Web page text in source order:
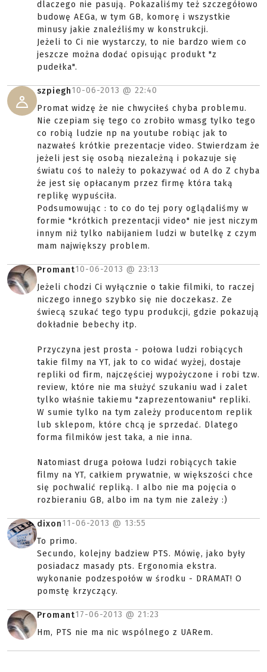
dlaczego nie pasują. Pokazaliśmy też szczegółowo
budowę AEGa, w tym GB, komorę i wszystkie
minusy jakie znaleźliśmy w konstrukcji.
Jeżeli to Ci nie wystarczy, to nie bardzo wiem co
jeszcze można dodać opisując produkt "z
pudełka".
szpiegh10-06-2013 @ 22:40
Promat widzę że nie chwyciłeś chyba problemu.
Nie czepiam się tego co zrobiło wmasg tylko tego
co robią ludzie np na youtube robiąc jak to
nazwałeś krótkie prezentacje video. Stwierdzam że
jeżeli jest się osobą niezależną i pokazuje się
światu coś to należy to pokazywać od A do Z chyba
że jest się opłacanym przez firmę która taką
replikę wypuściła.
Podsumowując : to co do tej pory oglądaliśmy w
formie "krótkich prezentacji video" nie jest niczym
innym niż tylko nabijaniem ludzi w butelkę z czym
mam największy problem.
Promant10-06-2013 @ 23:13
Jeżeli chodzi Ci wyłącznie o takie filmiki, to raczej
niczego innego szybko się nie doczekasz. Ze
świecą szukać tego typu produkcji, gdzie pokazują
dokładnie bebechy itp.
Przyczyna jest prosta - połowa ludzi robiących
takie filmy na YT, jak to co widać wyżej, dostaje
repliki od firm, najczęściej wypożyczone i robi tzw.
review, które nie ma służyć szukaniu wad i zalet
tylko właśnie takiemu "zaprezentowaniu" repliki.
W sumie tylko na tym zależy producentom replik
lub sklepom, które chcą je sprzedać. Dlatego
forma filmików jest taka, a nie inna.
Natomiast druga połowa ludzi robiących takie
filmy na YT, całkiem prywatnie, w większości chce
się pochwalić repliką. I albo nie ma pojęcia o
rozbieraniu GB, albo im na tym nie zależy :)
dixon11-06-2013 @ 13:55
To primo.
Secundo, kolejny badziew PTS. Mówię, jako były
posiadacz masady pts. Ergonomia ekstra.
wykonanie podzespołów w środku - DRAMAT! O
pomstę krzyczący.
Promant17-06-2013 @ 21:23
Hm, PTS nie ma nic wspólnego z UARem.